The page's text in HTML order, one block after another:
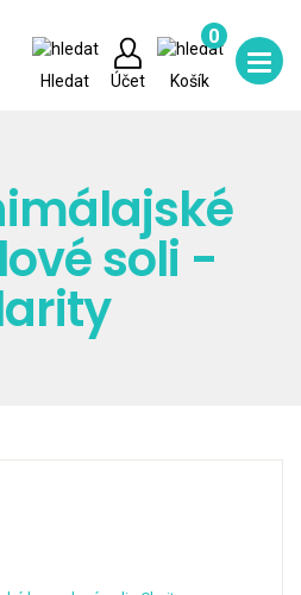
Hledat Účet
0
Košík
soli -